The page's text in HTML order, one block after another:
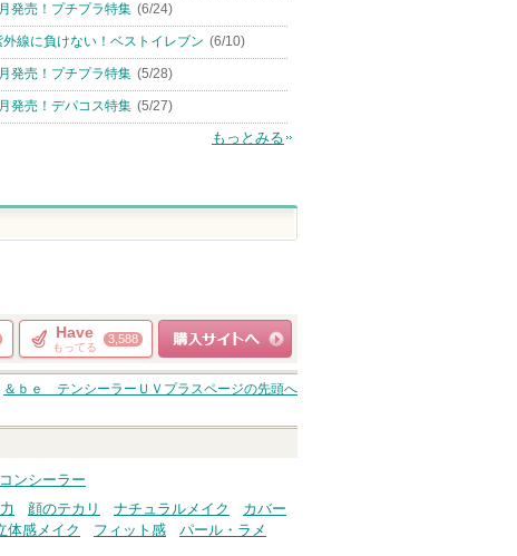
発売！プチプラ特集 (6/24)
外線に負けない！ベストイレブン (6/10)
発売！プチプラ特集 (5/28)
発売！デパコス特集 (5/27)
もっとみる
Have
もってる
3,588
ショッピングサイト
へ
＆ｂｅ テンシーラーＵＶプラスページの先頭へ
ンシーラー
顔のテカリ ナチュラルメイク
カバー
体感メイク フィット感
パール・ラメ